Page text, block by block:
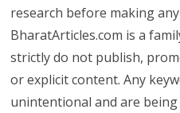
research before making
BharatArticles.com is a
strictly do not publish,
or explicit content. Any
unintentional and are being